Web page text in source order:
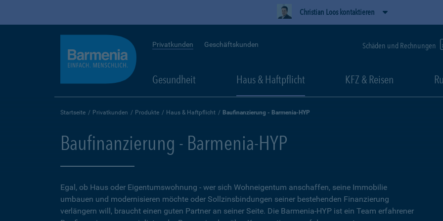
Christian Loos kontaktieren
Privatkunden Geschäftskunden Schäden und Rechnungen
Gesundheit Haus & Haftpflicht KFZ & Reisen
Startseite Privatkunden Produkte Haus & Haftpflicht Baufinanzierung - Barmenia-HYP
Baufinanzierung - Barmenia-HYP
Egal, ob Haus oder Eigentumswohnung - wer sich Wohneigentum anschaffen, seine Immobilie
umbauen und modernisieren möchte oder Sollzinsbindungen seiner bestehenden Finanzierung
verlängern will, braucht einen guten Partner an seiner Seite. Die Barmenia-HYP ist ein Team erfahrener